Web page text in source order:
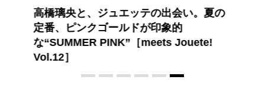
高橋璃央と、ジュエッテの出会い。夏の
定番、ピンクゴールドが印象的
な“SUMMER PINK”［meets Jouete!
Vol.12］